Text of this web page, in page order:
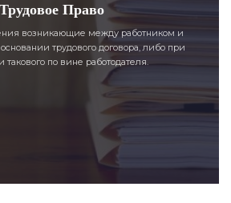
Трудовое Право
возникающие между работником и
трудового договора, либо при
такового по вине работодателя.